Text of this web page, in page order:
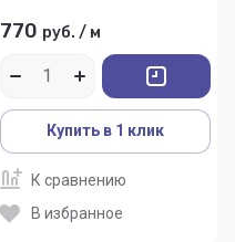
770 руб. / м
Купить в 1 клик
К сравнению
В избранное